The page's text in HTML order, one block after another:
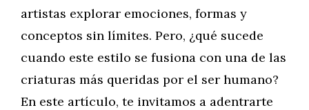
artistas explorar emociones, formas y
conceptos sin límites. Pero, ¿qué sucede
cuando este estilo se fusiona con una de las
criaturas más queridas por el ser humano?
En este artículo, te invitamos a adentrarte